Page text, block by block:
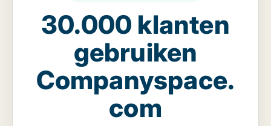
30.000 klanten
gebruiken
Companyspace.
com